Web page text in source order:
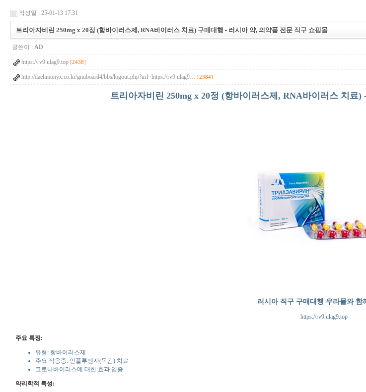
작성일 : 25-01-13 17:31
트리아자비린 250mg x 20정 (항바이러스제, RNA바이러스 치료) 구매대행 - 러시아 약, 의약품 전문 직구 쇼핑몰
글쓴이 : AD
https://rv9.ulag9.top [2438]
http://daelimonyx.co.kr/gnuboard4/bbs/logout.php?url=https://rv9.ulag9… [2384]
트리아자비린 250mg x 20정 (항바이러스제, RNA바이러스 치료
러시아 직구 구매대행 우라몰와 함
https://rv9.ulag9.top
주요 특징:
유형: 항바이러스제
주요 적응증: 인플루엔자(독감) 치료
코로나바이러스에 대한 효과 입증
약리학적 특성: